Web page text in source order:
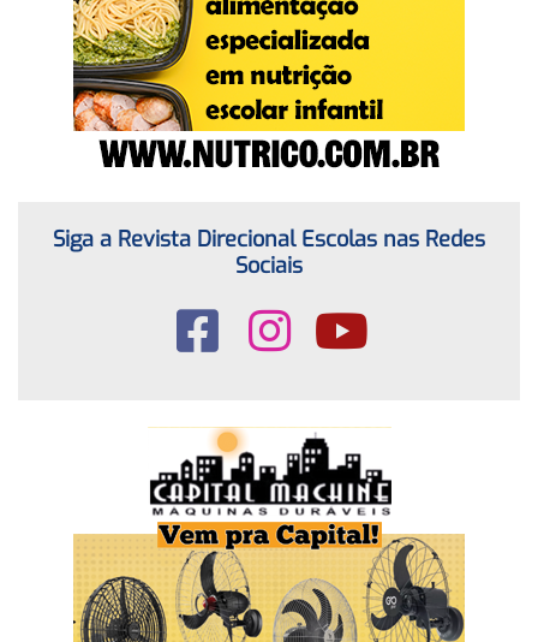
Siga a Revista Direcional Escolas nas Redes
Sociais